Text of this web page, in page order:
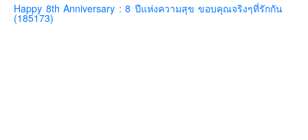
ฮอกไกโด
Happy 8th Anniversary : 8 ปีแห่งความสุข ขอบคุณจริงๆที่รักกัน
(185173)